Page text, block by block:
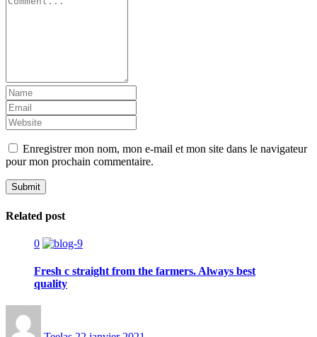
Enregistrer mon nom, mon e-mail et mon site dans le navigateur
pour mon prochain commentaire.
Related post
0
Fresh c straight from the farmers. Always best
quality